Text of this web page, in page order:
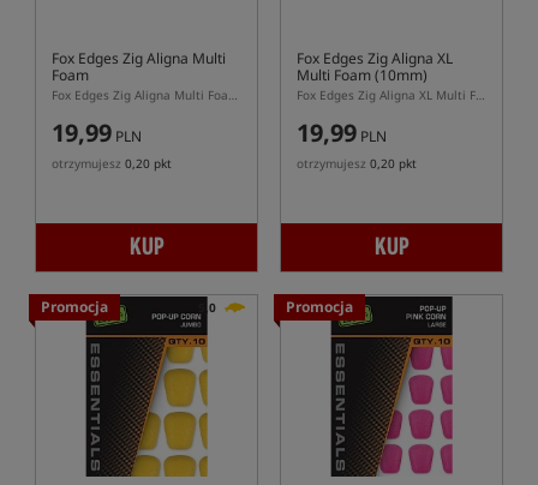
Fox Edges Zig Aligna Multi
Foam
Fox Edges Zig Aligna Multi Foam – pianki do Zig Riga
19,99 PLN
otrzymujesz 0,20 pkt
KUP
Fox Edges Zig Aligna XL
Multi Foam (10mm)
Fox Edges Zig Aligna XL Multi Foam 10mm – pianki do Zig Riga w rozmiarze XL
19,99 PLN
otrzymujesz 0,20 pkt
KUP
Promocja 5,0 Promocja